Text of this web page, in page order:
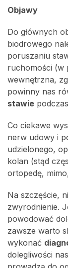
Objawy
Do głównych
biodrowego
poruszaniu
ruchomości (w
wewnętrzna,
powinny nas
stawie
Co ciekawe
nerw udowy i
udzielonego,
kolan (stąd
ortopedę,
Na szczęście,
zwyrodnienie.
powodować
zawsze warto
wykonać
dolegliwości